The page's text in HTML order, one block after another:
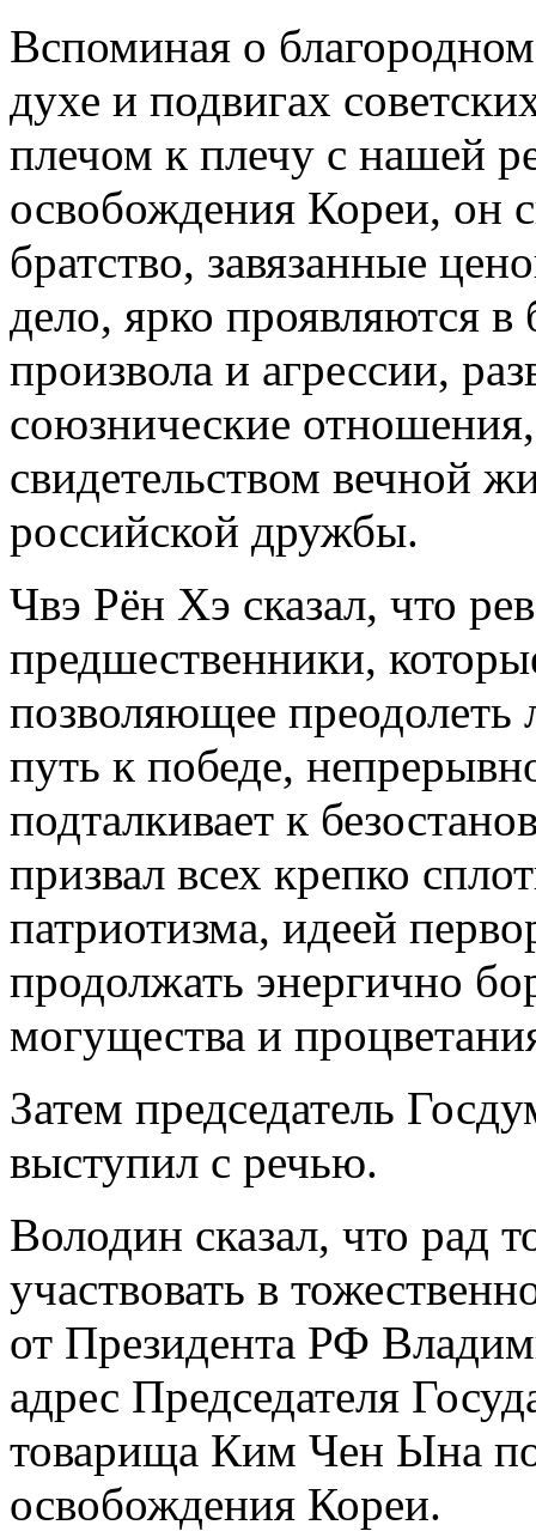
Вспоминая о
духе и подвигах
плечом к плечу с нашей
освобождения Кореи, он
братство, завязанные
дело, ярко проявляются в
произвола и агрессии,
союзнические
свидетельством вечной
российской дружбы.
Чвэ Рён Хэ сказал, что
предшественники,
позволяющее
путь к победе,
подталкивает к
призвал всех крепко
патриотизма, идеей
продолжать энергично
могущества и
Затем председатель
выступил с речью.
Володин сказал, что рад
участвовать в
от Президента РФ
адрес Председателя
товарища Ким Чен Ына
освобождения Кореи.